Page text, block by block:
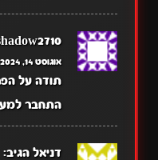
אוגוסט 14, 2024 בשעה 12:43 pm
תודה על
התחבר
דניאל הגיב: